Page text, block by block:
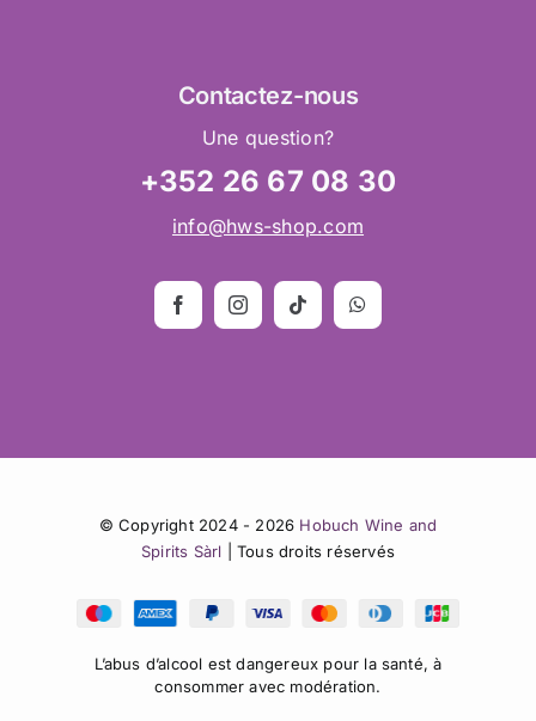
Contactez-nous
Une question?
+352 26 67 08 30
info@hws-shop.com
© Copyright 2024 - 2026 Hobuch Wine and
Spirits Sàrl | Tous droits réservés
L’abus d’alcool est dangereux pour la santé, à
consommer avec modération.